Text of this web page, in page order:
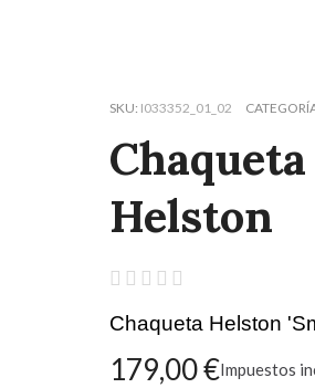
SKU I033352_01_02
Helston
    
Chaqueta Helston
179,00 €Impuestos